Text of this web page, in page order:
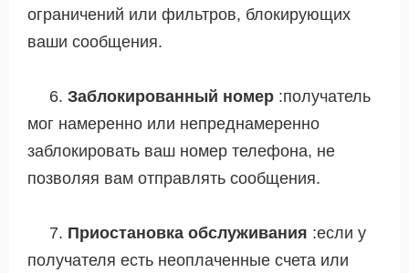
ограничений или фильтров, блокирующих
ваши сообщения.
6. Заблокированный номер :получатель
мог намеренно или непреднамеренно
заблокировать ваш номер телефона, не
позволяя вам отправлять сообщения.
7. Приостановка обслуживания :если у
получателя есть неоплаченные счета или